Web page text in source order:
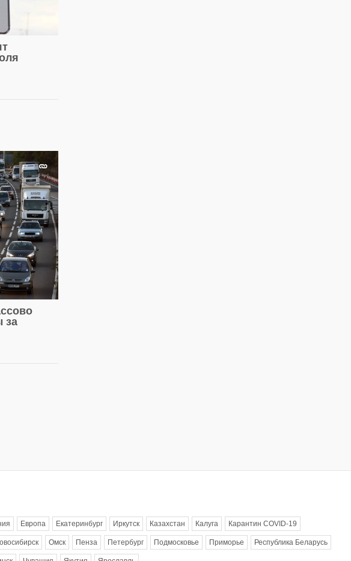
за
Европа Екатеринбург Иркутск Казахстан Калуга Карантин COVID-19
Омск Пенза Петербург Подмосковье Приморье Республика Беларусь